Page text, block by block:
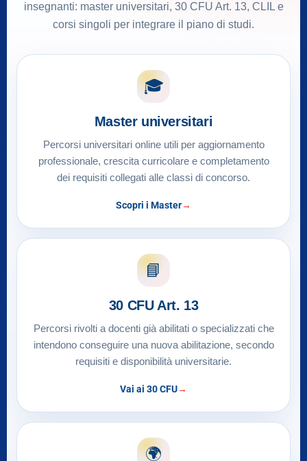
insegnanti: master universitari, 30 CFU Art. 13, CLIL e
corsi singoli per integrare il piano di studi.
🎓
Master universitari
Percorsi universitari online utili per aggiornamento
professionale, crescita curricolare e completamento
dei requisiti collegati alle classi di concorso.
Scopri i Master
📘
30 CFU Art. 13
Percorsi rivolti a docenti già abilitati o specializzati che
intendono conseguire una nuova abilitazione, secondo
requisiti e disponibilità universitarie.
Vai ai 30 CFU
🌍